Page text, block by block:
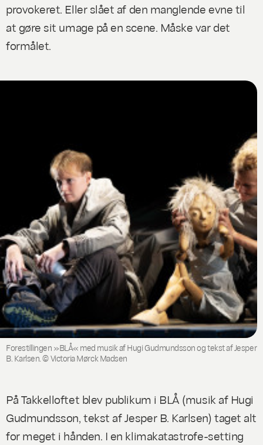
provokeret. Eller slået af den manglende evne til
at gøre sit umage på en scene. Måske var det
formålet.
Forestillingen »BLÅ« med musik af Hugi Gudmundsson og tekst af Jesper
B. Karlsen. © Victoria Mørck Madsen
På Takkelloftet blev publikum i BLÅ (musik af Hugi
Gudmundsson, tekst af Jesper B. Karlsen) taget alt
for meget i hånden. I en klimakatastrofe-setting